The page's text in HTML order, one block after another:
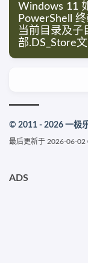
ADS
Windows 11
PowerShell
当前目录及子
部.DS_Store
© 2011 - 2026 一极
最后更新于 2026-06-02